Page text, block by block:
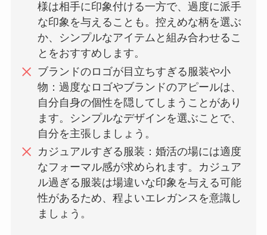
様は相手に印象付ける一方で、過度に派手
な印象を与えることも。控えめな柄を選ぶ
か、シンプルなアイテムと組み合わせるこ
とをおすすめします。
ブランドのロゴが目立ちすぎる服装や小
物：過度なロゴやブランドのアピールは、
自分自身の個性を隠してしまうことがあり
ます。シンプルなデザインを選ぶことで、
自分を主張しましょう。
カジュアルすぎる服装：婚活の場には適度
なフォーマル感が求められます。カジュア
ル過ぎる服装は場違いな印象を与える可能
性があるため、程よいエレガンスを意識し
ましょう。